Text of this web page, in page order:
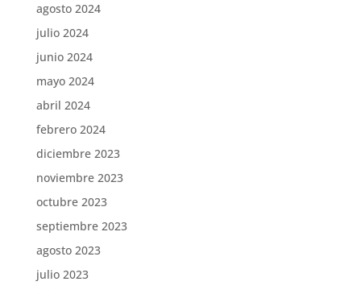
agosto 2024
julio 2024
junio 2024
mayo 2024
abril 2024
febrero 2024
diciembre 2023
noviembre 2023
octubre 2023
septiembre 2023
agosto 2023
julio 2023